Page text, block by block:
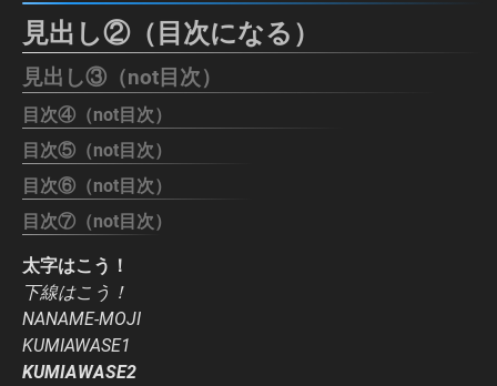
見出し②（目次になる）
見出し③（not目次）
目次④（not目次）
目次⑤（not目次）
目次⑥（not目次）
目次⑦（not目次）
太字はこう！
下線はこう！
NANAME-MOJI
KUMIAWASE1
KUMIAWASE2